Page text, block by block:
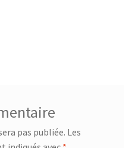
pas publiée. Les